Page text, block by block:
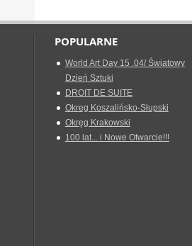
POPULARNE
World Art Day 15 .04/ Światowy
Dzień Sztuki
DROIT DE SUITE
Okreg Koszalińsko-Słupski
Okręg Krakowski
100 lat... i Nowe Otwarcie!!!